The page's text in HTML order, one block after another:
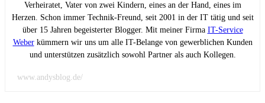
Verheiratet, Vater von zwei Kindern, eines an der Hand, eines im
Herzen. Schon immer Technik-Freund, seit 2001 in der IT tätig und seit
über 15 Jahren begeisterter Blogger. Mit meiner Firma IT-Service
Weberkümmern wir uns um alle IT-Belange von gewerblichen Kunden
und unterstützen zusätzlich sowohl Partner als auch Kollegen.
www.andysblog.de/